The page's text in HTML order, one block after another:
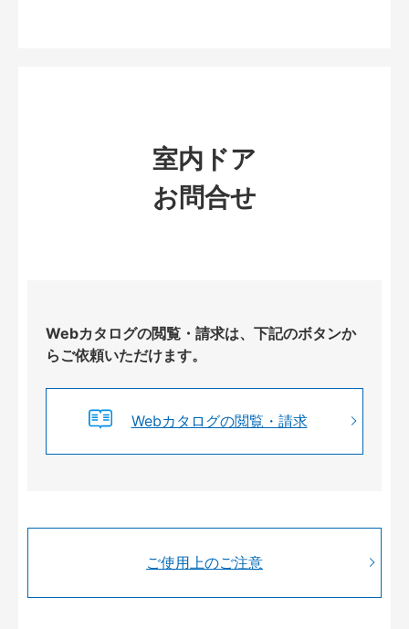
室内ドア
お問合せ
Webカタログの閲覧・請求は、下記のボタンか
らご依頼いただけます。
Webカタログの閲覧・請求
ご使用上のご注意